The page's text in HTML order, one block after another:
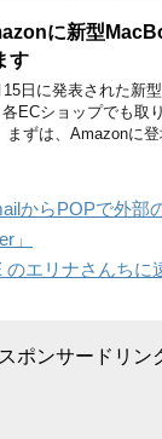
に新型
す
15日に発表された新
ECショップでも取
まずは、Amazonに登
からPOPで外部
」
のエリナさんちに
スポンサードリン